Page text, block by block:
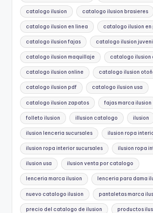
catalogo ilusion catalogo ilusion brasieres
catalogo ilusion en linea catalogo ilusion en
catalogo ilusion fajas catalogo ilusion
catalogo ilusion maquillaje catalogo ilusion
catalogo ilusion online catalogo ilusion
catalogo ilusion pdf catalogo ilusion usa
catalogo ilusion zapatos fajas marca ilusion
folleto ilusion illusion catalogo ilusion
ilusion lenceria sucursales ilusion ropa
ilusion ropa interior sucursales ilusion ropa
ilusion usa ilusion venta por catalogo
lenceria marca ilusion lenceria para dama
nuevo catalogo ilusion pantaletas marca
precio del catalogo de ilusion productos